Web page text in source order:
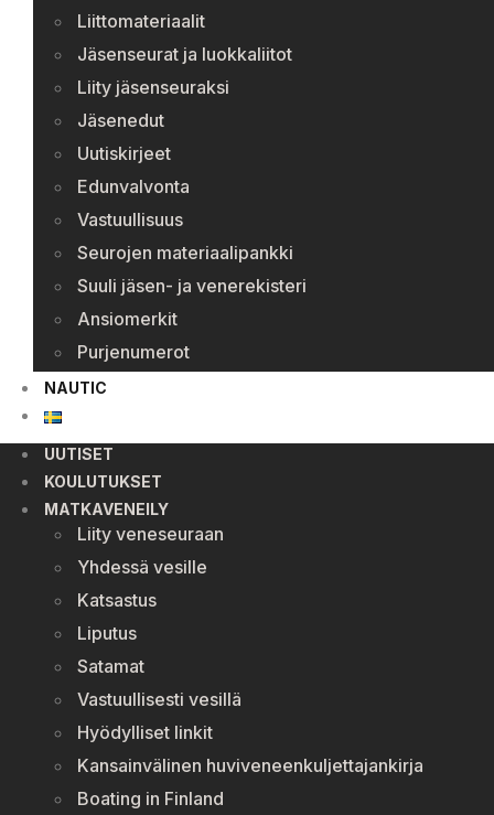
Liittomateriaalit
Jäsenseurat ja luokkaliitot
Liity jäsenseuraksi
Jäsenedut
Uutiskirjeet
Edunvalvonta
Vastuullisuus
Seurojen materiaalipankki
Suuli jäsen- ja venerekisteri
Ansiomerkit
Purjenumerot
NAUTIC
UUTISET
KOULUTUKSET
MATKAVENEILY
Liity veneseuraan
Yhdessä vesille
Katsastus
Liputus
Satamat
Vastuullisesti vesillä
Hyödylliset linkit
Kansainvälinen huviveneenkuljettajankirja
Boating in Finland